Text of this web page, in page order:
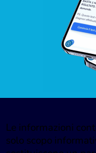
Le informazioni
solo scopo